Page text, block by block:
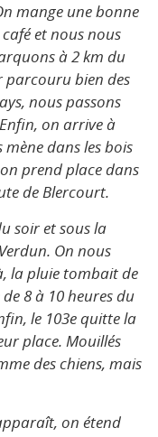
mange une bonne
et nous nous
à 2 km du
parcouru bien des
nous passons
on arrive à
dans les bois
prend place dans
de Blercourt.
soir et sous la
On nous
la pluie tombait de
8 à 10 heures du
le 103e quitte la
place. Mouillés
des chiens, mais
on étend